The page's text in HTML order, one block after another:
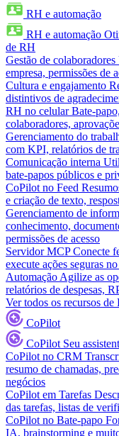
RH e automação
RH e automação
de RH
Gestão de colaboradores
empresa, permissões de
Cultura e engajamento
distintivos de
RH no celular Bate-
colaboradores,
Gerenciamento do
com KPI, relatórios de
Comunicação interna
bate-papos públicos e
CoPilot no Feed
e criação de texto,
Gerenciamento de
conhecimento,
permissões de acesso
Servidor MCP Conecte
execute ações seguras
Automação Agilize as
relatórios de despesas,
Ver todos os recursos de
CoPilot
CoPilot Seu
CoPilot no CRM
resumo de chamadas,
negócios
CoPilot em Tarefas
das tarefas, listas de
CoPilot no Bate-papo
IA, brainstorming e